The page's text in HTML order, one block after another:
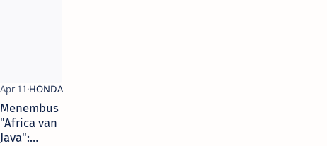
Menembus
"Africa van
Java":